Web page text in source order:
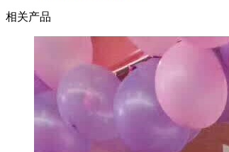
相关产品